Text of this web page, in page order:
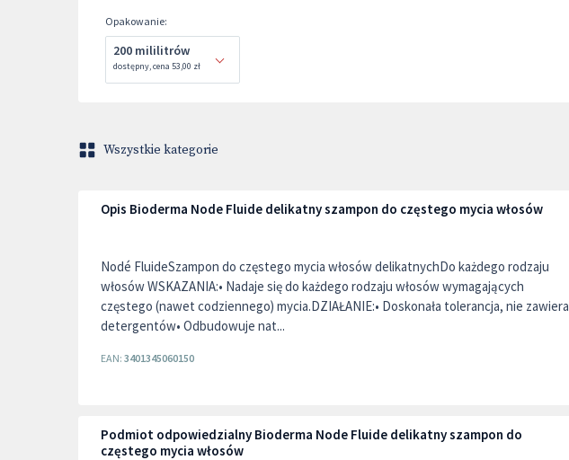
Opakowanie:
200 mililitrów
dostępny,cena 53,00 zł
Wszystkie kategorie
Opis Bioderma Node Fluide delikatny szampon do częstego mycia włosów
Nodé FluideSzampon do częstego mycia włosów delikatnychDo każdego rodzaju
włosów WSKAZANIA:• Nadaje się do każdego rodzaju włosów wymagających
częstego (nawet codziennego) mycia.DZIAŁANIE:• Doskonała tolerancja, nie zawiera
detergentów• Odbudowuje nat...
EAN: 3401345060150
Podmiot odpowiedzialny Bioderma Node Fluide delikatny szampon do
częstego mycia włosów